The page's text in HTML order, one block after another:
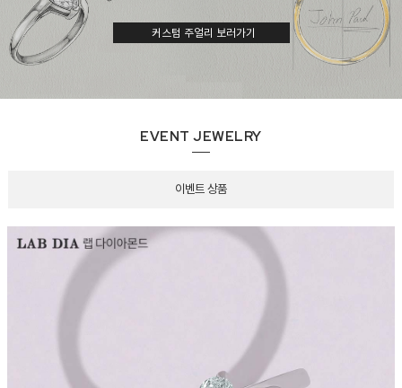
커스텀 주얼리 보러가기
EVENT JEWELRY
이벤트 상품